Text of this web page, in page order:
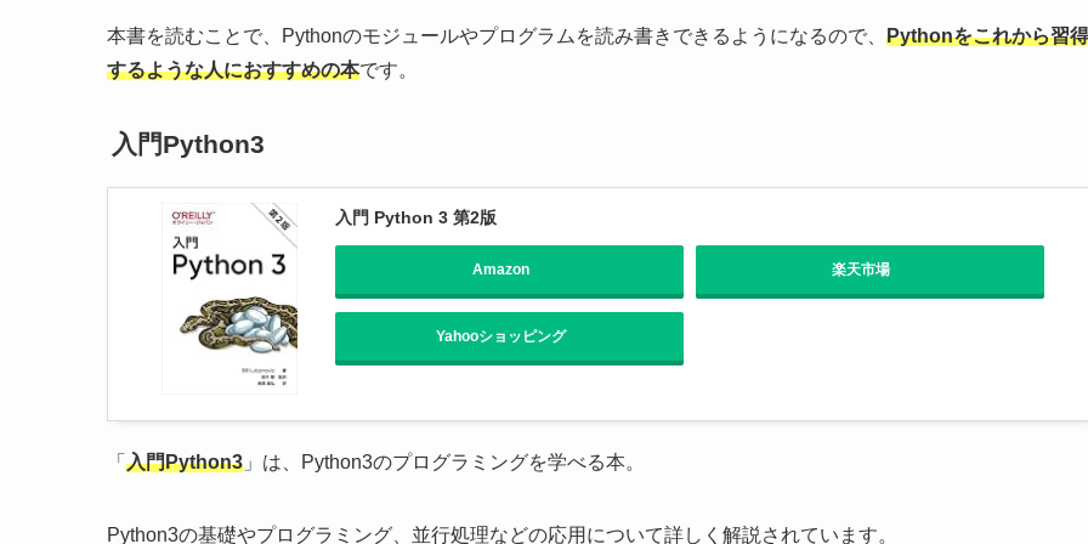
本書を読むことで、Pythonのモジュールやプログラムを読み書きできるようになるので、 Pythonをこれから習得
するような人におすすめの本です。
入門Python3
入門 Python 3 第2版
Amazon 楽天市場
Yahooショッピング
「 入門Python3 」は、Python3のプログラミングを学べる本。
Python3の基礎やプログラミング、並行処理などの応用について詳しく解説されています。